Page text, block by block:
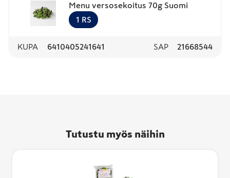
Menu versosekoitus 70g Suomi
1 RS
KUPA 6410405241641 SAP 21668544
Tutustu myös näihin